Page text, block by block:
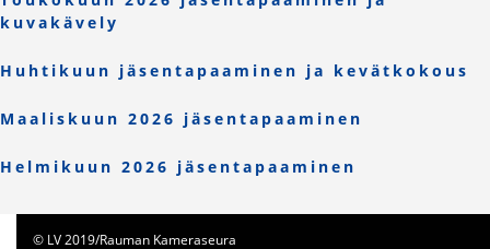
kuvakävely
Huhtikuun jäsentapaaminen ja kevätkokous
Maaliskuun 2026 jäsentapaaminen
Helmikuun 2026 jäsentapaaminen
© LV 2019/Rauman Kameraseura